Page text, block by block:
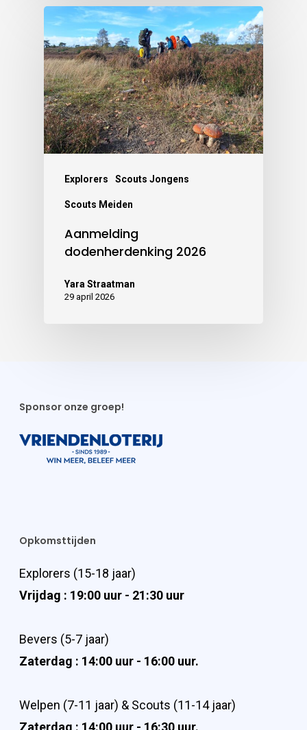
Explorers Scouts Jongens
Scouts Meiden
Aanmelding
dodenherdenking 2026
Yara Straatman
29 april 2026
Sponsor onze groep!
Opkomsttijden
Explorers (15-18 jaar)
Vrijdag : 19:00 uur - 21:30 uur
Bevers (5-7 jaar)
Zaterdag : 14:00 uur - 16:00 uur.
Welpen (7-11 jaar) & Scouts (11-14 jaar)